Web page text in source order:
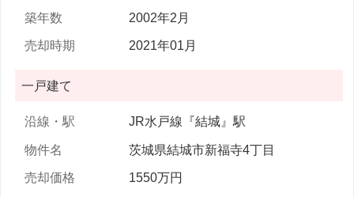
2002年2月
2021年01月
一戸建て
JR水戸線『結城』駅
茨城県結城市新福寺4丁目
1550万円